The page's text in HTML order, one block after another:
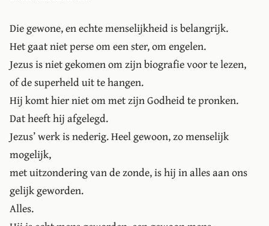
Die gewone, en echte menselijkheid is belangrijk.
Het gaat niet perse om een ster, om engelen.
Jezus is niet gekomen om zijn biografie voor te lezen,
of de superheld uit te hangen.
Hij komt hier niet om met zijn Godheid te pronken.
Dat heeft hij afgelegd.
Jezus’ werk is nederig. Heel gewoon, zo menselijk
mogelijk,
met uitzondering van de zonde, is hij in alles aan ons
gelijk geworden.
Alles.